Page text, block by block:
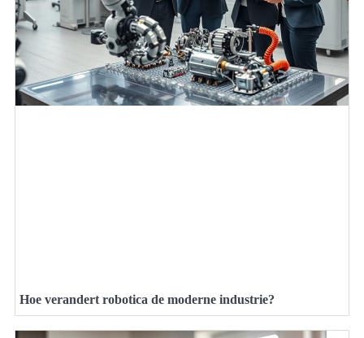
Hoe verandert robotica de moderne industrie?